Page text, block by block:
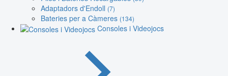
Adaptadors d'Endoll (7)
Bateries per a Càmeres (134)
Consoles i Videojocs